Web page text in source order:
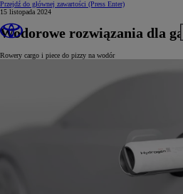
Przejdź do głównej zawartości (Press Enter)
15 listopada 2024
Wodorowe rozwiązania dla
Rowery cargo i piece do pizzy na wodór